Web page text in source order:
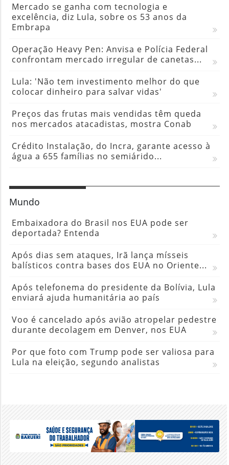
Mercado se ganha com tecnologia e
excelência, diz Lula, sobre os 53 anos da
Embrapa
Operação Heavy Pen: Anvisa e Polícia Federal
confrontam mercado irregular de canetas...
Lula: 'Não tem investimento melhor do que
colocar dinheiro para salvar vidas'
Preços das frutas mais vendidas têm queda
nos mercados atacadistas, mostra Conab
Crédito Instalação, do Incra, garante acesso à
água a 655 famílias no semiárido...
Mundo
Embaixadora do Brasil nos EUA pode ser
deportada? Entenda
Após dias sem ataques, Irã lança mísseis
balísticos contra bases dos EUA no Oriente...
Após telefonema do presidente da Bolívia, Lula
enviará ajuda humanitária ao país
Voo é cancelado após avião atropelar pedestre
durante decolagem em Denver, nos EUA
Por que foto com Trump pode ser valiosa para
Lula na eleição, segundo analistas